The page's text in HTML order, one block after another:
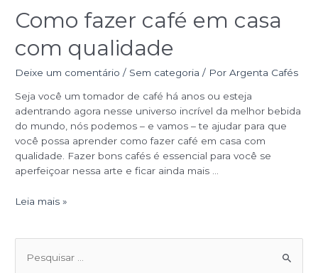
Como fazer café em casa
com qualidade
Deixe um comentário / Sem categoria / PorArgenta Cafés
Seja você um tomador de café há anos ou esteja
adentrando agora nesse universo incrível da melhor bebida
do mundo, nós podemos – e vamos – te ajudar para que
você possa aprender como fazer café em casa com
qualidade. Fazer bons cafés é essencial para você se
aperfeiçoar nessa arte e ficar ainda mais …
Leia mais »